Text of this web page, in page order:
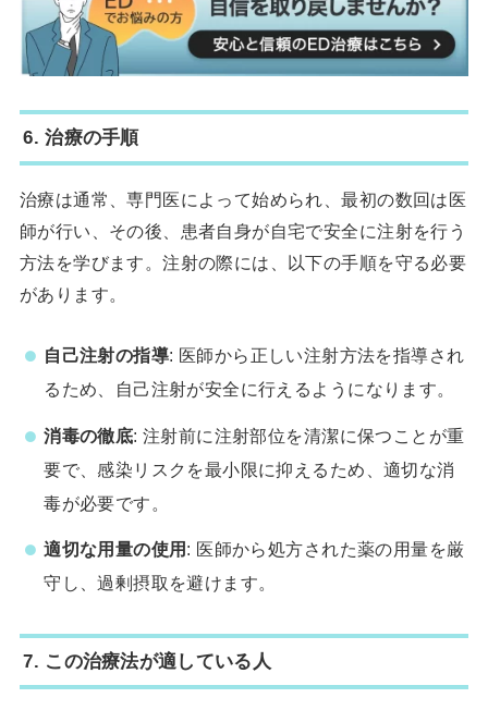
6.治療の手順
治療は通常、専門医によって始められ、最初の数回は医
師が行い、その後、患者自身が自宅で安全に注射を行う
方法を学びます。注射の際には、以下の手順を守る必要
があります。
自己注射の指導: 医師から正しい注射方法を指導され
るため、自己注射が安全に行えるようになります。
消毒の徹底: 注射前に注射部位を清潔に保つことが重
要で、感染リスクを最小限に抑えるため、適切な消
毒が必要です。
適切な用量の使用 : 医師から処方された薬の用量を厳
守し、過剰摂取を避けます。
7. この治療法が適している人